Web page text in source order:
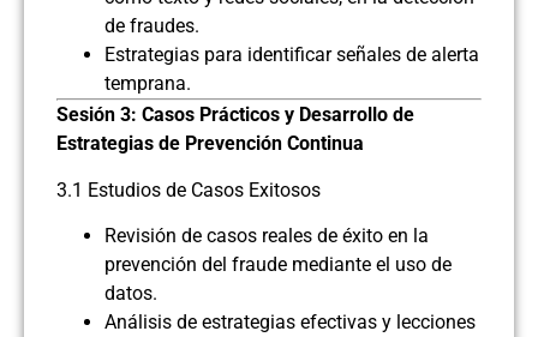
de fraudes.
Estrategias para identificar señales de alerta
temprana.
Sesión 3: Casos Prácticos y Desarrollo de
Estrategias de Prevención Continua
3.1 Estudios de Casos Exitosos
Revisión de casos reales de éxito en la
prevención del fraude mediante el uso de
datos.
Análisis de estrategias efectivas y lecciones